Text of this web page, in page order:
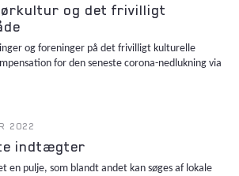
og det frivilligt
og foreninger på det frivilligt kulturelle
for den seneste corona-nedlukning via
2022
indtægter
en pulje, som blandt andet kan søges af lokale